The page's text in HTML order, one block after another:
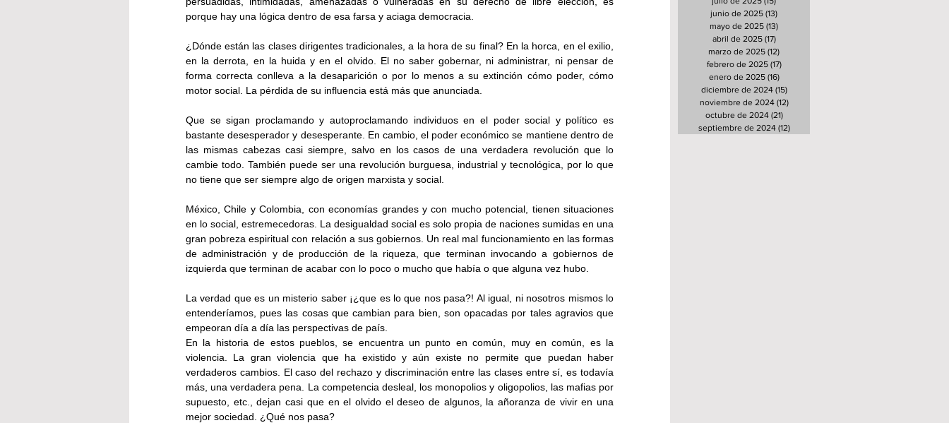
porque hay una lógica dentro de esa farsa y aciaga democracia.
¿Dónde están las clases dirigentes tradicionales, a la hora de su final? En la horca, en el exilio,
en la derrota, en la huida y en el olvido. El no saber gobernar, ni administrar, ni pensar de
forma correcta conlleva a la desaparición o por lo menos a su extinción cómo poder, cómo
motor social. La pérdida de su influencia está más que anunciada.
Que se sigan proclamando y autoproclamando individuos en el poder social y político es
bastante desesperador y desesperante. En cambio, el poder económico se mantiene dentro de
las mismas cabezas casi siempre, salvo en los casos de una verdadera revolución que lo
cambie todo. También puede ser una revolución burguesa, industrial y tecnológica, por lo que
no tiene que ser siempre algo de origen marxista y social.
México, Chile y Colombia, con economías grandes y con mucho potencial, tienen situaciones
en lo social, estremecedoras. La desigualdad social es solo propia de naciones sumidas en una
gran pobreza espiritual con relación a sus gobiernos. Un real mal funcionamiento en las formas
de administración y de producción de la riqueza, que terminan invocando a gobiernos de
izquierda que terminan de acabar con lo poco o mucho que había o que alguna vez hubo.
La verdad que es un misterio saber ¡¿que es lo que nos pasa?! Al igual, ni nosotros mismos lo
entenderíamos, pues las cosas que cambian para bien, son opacadas por tales agravios que
empeoran día a día las perspectivas de país.
En la historia de estos pueblos, se encuentra un punto en común, muy en común, es la
violencia. La gran violencia que ha existido y aún existe no permite que puedan haber
verdaderos cambios. El caso del rechazo y discriminación entre las clases entre sí, es todavía
más, una verdadera pena. La competencia desleal, los monopolios y oligopolios, las mafias por
supuesto, etc., dejan casi que en el olvido el deseo de algunos, la añoranza de vivir en una
mejor sociedad. ¿Qué nos pasa?
junio de 2025 (13)
mayo de 2025 (13)
abril de 2025 (17)17 entradas
marzo de 2025 (12)
febrero de 2025 (17)17 entradas
enero de 2025 (16)16 entradas
diciembre de 2024 (15)15 entradas
noviembre de 2024 (12)12 entradas
octubre de 2024 (21)21 entradas
septiembre de 2024 (12)12 entradas